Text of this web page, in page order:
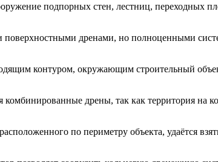
подпорных стен, лестниц, переходных
дренами, но полноценными
контуром, окружающим строительный
дрены, так как территория на
по периметру объекта, удаётся